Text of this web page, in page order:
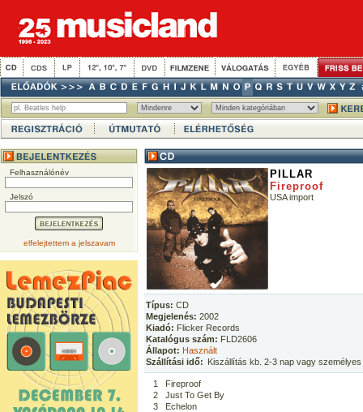
Felhasználónév
Jelszó
elfelejtettem a jelszavam
PILLAR
Fireproof
USA import
Típus: CD
Megjelenés: 2002
Kiadó: Flicker Records
Katalógus szám: FLD2606
Állapot: Használt
Szállítási idő: Kiszállítás kb. 2-3 nap vagy
1
Fireproof
2
Just To Get By
3
Echelon